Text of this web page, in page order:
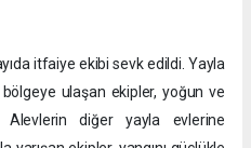
itfaiye ekibi sevk edildi. Yayla
ulaşan ekipler, yoğun ve
Alevlerin diğer yayla evlerine